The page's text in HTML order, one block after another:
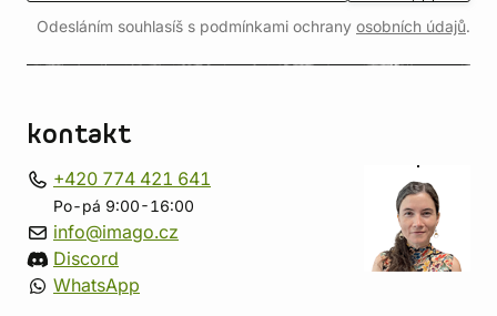
Odesláním souhlasíš s podmínkami ochrany osobních údajů.
kontakt
+420 774 421 641
Po-pá 9:00-16:00
info@imago.cz
Discord
WhatsApp